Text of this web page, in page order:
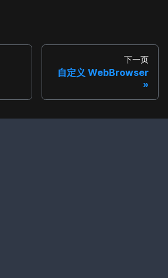
下一页
自定义 WebBrowser